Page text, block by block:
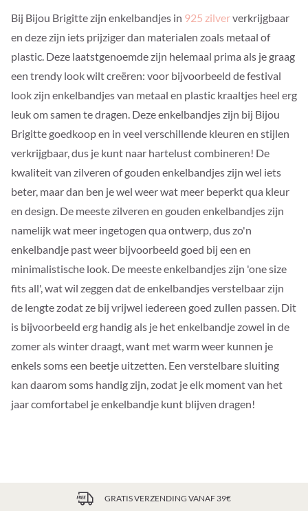
Bij Bijou Brigitte zijn enkelbandjes in 925 zilververkrijgbaar
en deze zijn iets prijziger dan materialen zoals metaal of
plastic. Deze laatstgenoemde zijn helemaal prima als je graag
een trendy look wilt creëren: voor bijvoorbeeld de festival
look zijn enkelbandjes van metaal en plastic kraaltjes heel erg
leuk om samen te dragen. Deze enkelbandjes zijn bij Bijou
Brigitte goedkoop en in veel verschillende kleuren en stijlen
verkrijgbaar, dus je kunt naar hartelust combineren! De
kwaliteit van zilveren of gouden enkelbandjes zijn wel iets
beter, maar dan ben je wel weer wat meer beperkt qua kleur
en design. De meeste zilveren en gouden enkelbandjes zijn
namelijk wat meer ingetogen qua ontwerp, dus zo'n
enkelbandje past weer bijvoorbeeld goed bij een en
minimalistische look. De meeste enkelbandjes zijn 'one size
fits all', wat wil zeggen dat de enkelbandjes verstelbaar zijn
de lengte zodat ze bij vrijwel iedereen goed zullen passen. Dit
is bijvoorbeeld erg handig als je het enkelbandje zowel in de
zomer als winter draagt, want met warm weer kunnen je
enkels soms een beetje uitzetten. Een verstelbare sluiting
kan daarom soms handig zijn, zodat je elk moment van het
jaar comfortabel je enkelbandje kunt blijven dragen!
GRATIS VERZENDING VANAF 39€